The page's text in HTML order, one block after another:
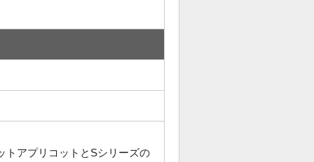
トアプリコットとSシリーズの